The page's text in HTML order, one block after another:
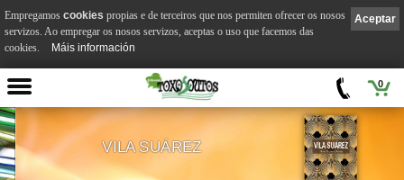
0
VILA SUÁREZ
Aceptar
Empregamos cookies propias e de terceiros que nos permiten ofrecer os nosos
servizos. Ao empregar os nosos servizos, aceptas o uso que facemos das
cookies.
Máis información